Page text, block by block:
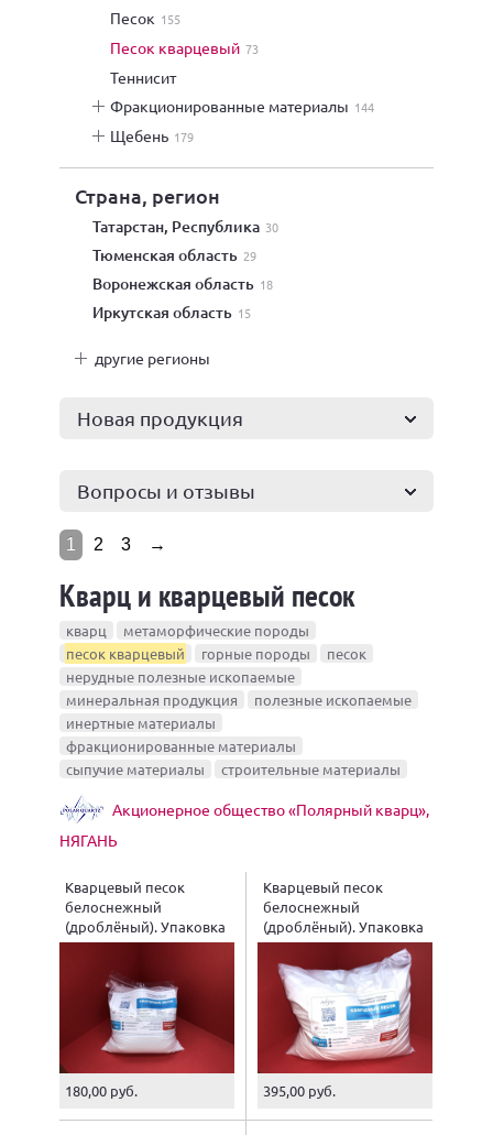
песок 155
песок кварцевый 73
теннисит
фракционированные материалы 144
щебень 179
Страна, регион
Татарстан, Республика 30
Тюменская область 29
Воронежская область 18
Иркутская область 15
другие регионы
Новая продукция
Вопросы и отзывы
1 2 3 →
Кварц и кварцевый песок
кварц
метаморфические породы
песок кварцевый
горные породы
песок
нерудные полезные ископаемые
минеральная продукция
полезные ископаемые
инертные материалы
фракционированные материалы
сыпучие материалы
строительные материалы
Акционерное общество «Полярный кварц»,
НЯГАНЬ
Кварцевый песок
белоснежный
(дроблёный). Упаковка
2 кг.
180,00 руб.
Кварцевый песок
белоснежный
(дроблёный). Упаковка
5 кг.
395,00 руб.